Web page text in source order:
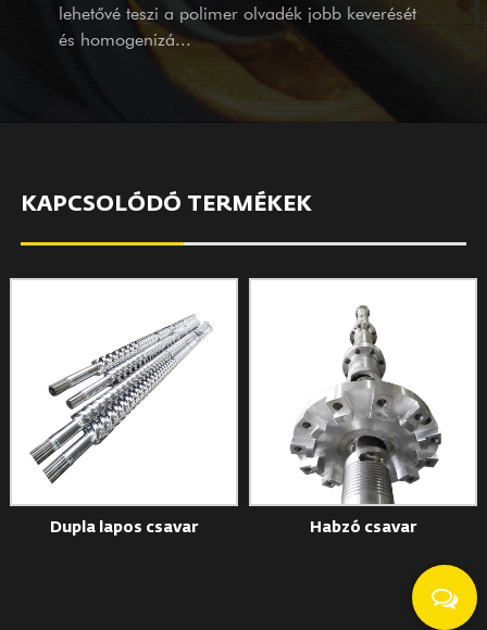
tulajdonságait?
lehetővé teszi a polimer olvadék jobb keverését
és homogenizá...
KAPCSOLÓDÓ TERMÉKEK
Dupla lapos csavar Habzó csavar